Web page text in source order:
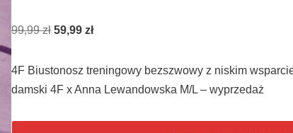
99,99zł 59,99 zł
4F Biustonosz treningowy bezszwowy z niskim
damski 4F x Anna Lewandowska M/L – wyprzedaż